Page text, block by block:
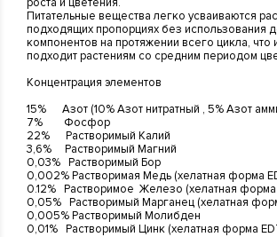
Питательные вещества легко усваиваются
подходящих пропорциях без использования
компонентов на протяжении всего цикла, что
подходит растениям со средним периодом
Концентрация элементов
15% Азот (10% Азот нитратный , 5% Азот
7% Фосфор
22% Растворимый Калий
3,6% Растворимый Магний
0,03% Растворимый Бор
0,002% Растворимая Медь (хелатная форма
0.12% Растворимое Железо (хелатная форма
0,05% Растворимый Марганец (хелатная
0,005% Растворимый Молибден
0,01% Растворимый Цинк (хелатная форма